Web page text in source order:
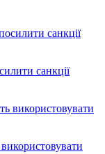
санкції